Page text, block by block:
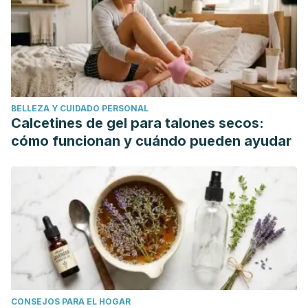
University. Recuperado el 29 de marzo del 2023 en:
https://extension.usu.edu/archive/home-cleaning-
chemicals
BELLEZA Y CUIDADO PERSONAL
Calcetines de gel para talones secos:
cómo funcionan y cuándo pueden ayudar
CONSEJOS PARA EL HOGAR